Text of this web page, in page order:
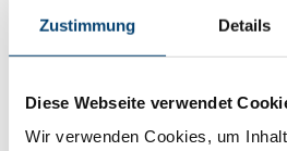
Zustimmung Details
Diese Webseite verwendet
Wir verwenden Cookies, um
TUL-Tec Sonderlösungen